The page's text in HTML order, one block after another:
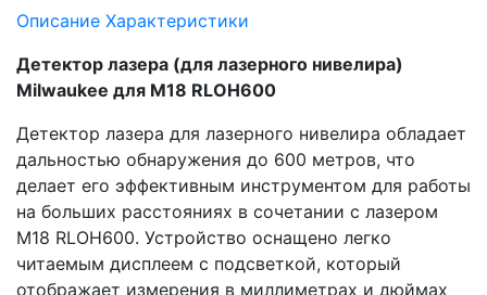
Описание Характеристики
Детектор лазера (для лазерного нивелира)
Milwaukee для M18 RLOH600
Детектор лазера для лазерного нивелира обладает
дальностью обнаружения до 600 метров, что
делает его эффективным инструментом для работы
на больших расстояниях в сочетании с лазером
M18 RLOH600. Устройство оснащено легко
читаемым дисплеем с подсветкой, который
отображает измерения в миллиметрах и дюймах